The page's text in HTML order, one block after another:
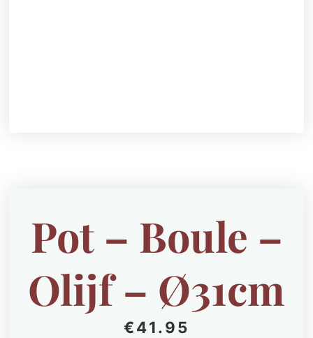
Pot – Boule –
Olijf – Ø31cm
€41.95